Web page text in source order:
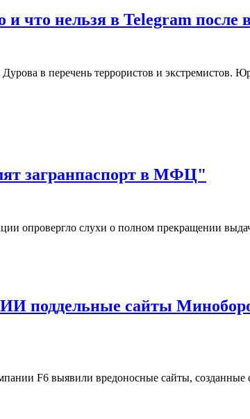
что нельзя в Telegram после
в перечень террористов и экстремистов.
загранпаспорт в МФЦ"
опровергло слухи о полном прекращении
поддельные сайты
F6 выявили вредоносные сайты,